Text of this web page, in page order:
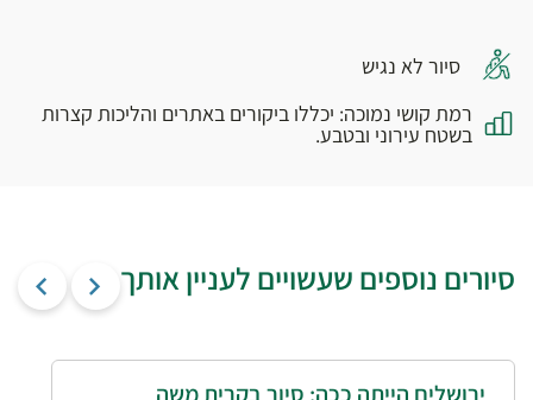
סיור לא נגיש
רמת קושי נמוכה: יכללו ביקורים באתרים והליכות קצרות
בשטח עירוני ובטבע.
סיורים נוספים שעשויים לעניין אותך